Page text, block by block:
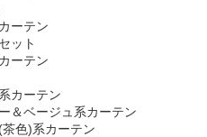
ーテン
ット
ーテン
カーテン
＆ベージュ系カーテン
色)系カーテン